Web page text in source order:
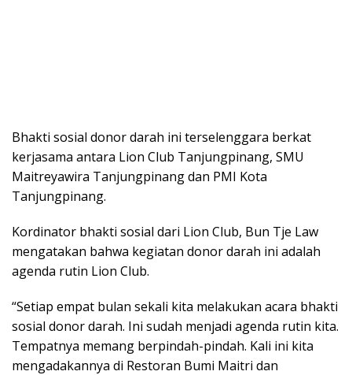
Bhakti sosial donor darah ini terselenggara berkat
kerjasama antara Lion Club Tanjungpinang, SMU
Maitreyawira Tanjungpinang dan PMI Kota
Tanjungpinang.
Kordinator bhakti sosial dari Lion Club, Bun Tje Law
mengatakan bahwa kegiatan donor darah ini adalah
agenda rutin Lion Club.
“Setiap empat bulan sekali kita melakukan acara bhakti
sosial donor darah. Ini sudah menjadi agenda rutin kita.
Tempatnya memang berpindah-pindah. Kali ini kita
mengadakannya di Restoran Bumi Maitri dan